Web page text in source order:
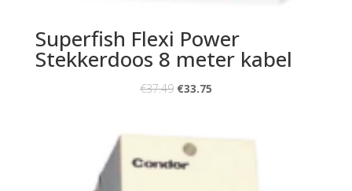
Superfish Flexi Power
Stekkerdoos 8 meter kabel
€37.49 €33.75